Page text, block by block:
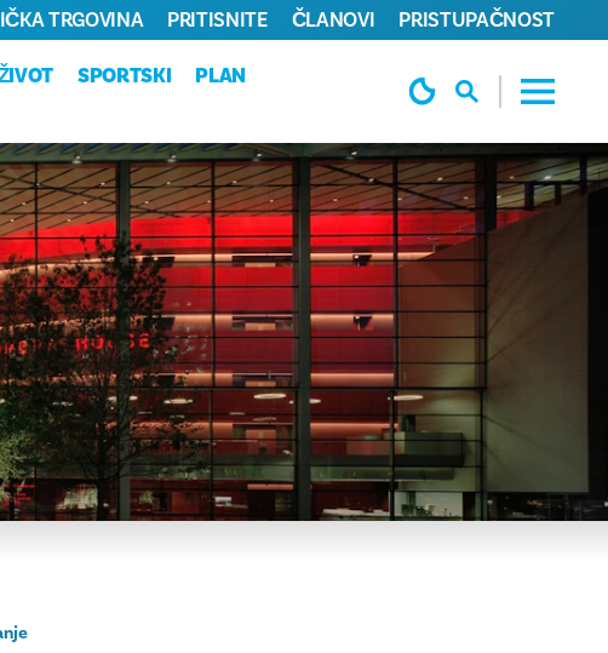
SPORTSKI
PLAN
TRGOVINA PRITISNITE ČLANOVI PRISTUPAČNOST